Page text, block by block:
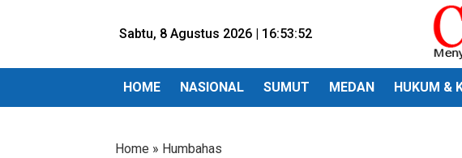
Sabtu, 8 Agustus 2026 | 16:53:53
HOME NASIONAL SUMUT MEDAN HUKUM &
Home » Humbahas